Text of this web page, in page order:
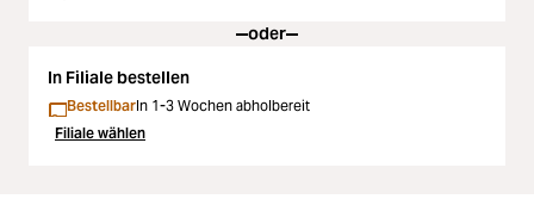
oder
In Filiale bestellen
BestellbarIn 1-3 Wochen abholbereit
Filiale wählen